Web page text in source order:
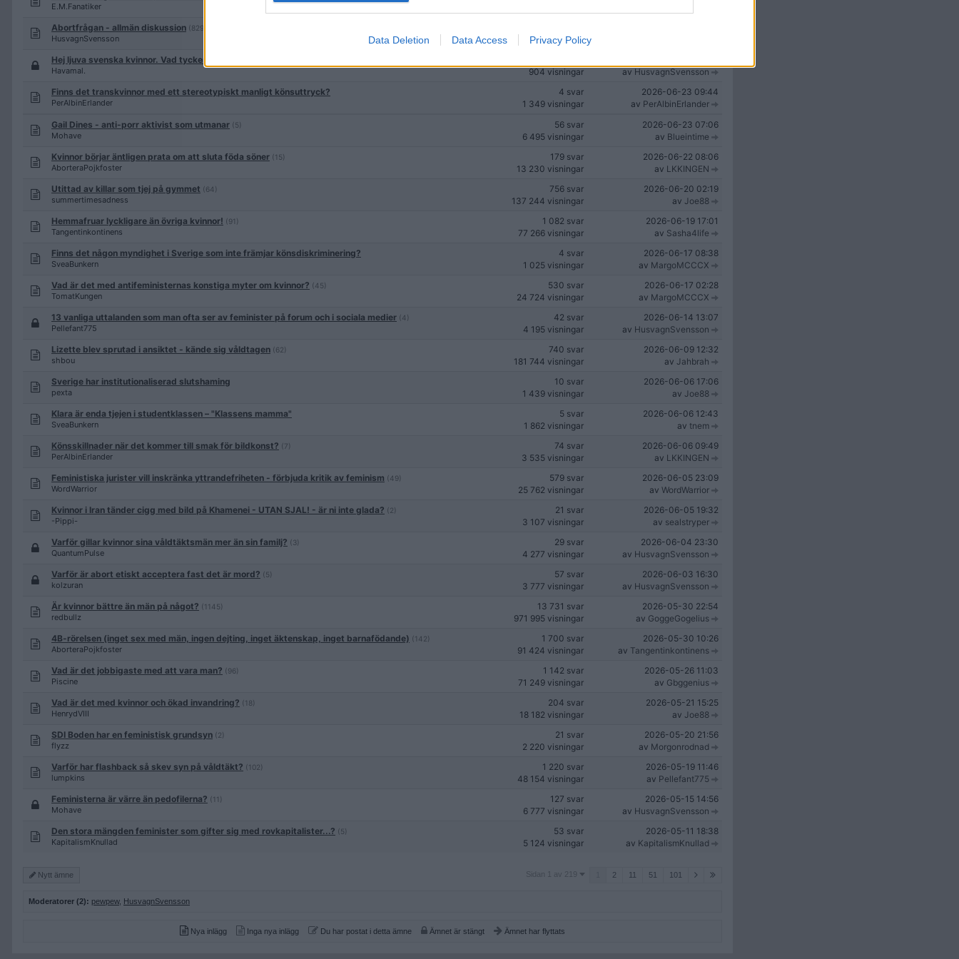
Data Deletion Data Access Privacy Policy
E.M.Fanatiker
Abortfrågan - allmän diskussion (829)
HusvagnSvensson
416 192 visningar
Hej ljuva svenska kvinnor. Vad tycker ni om den här texten?
Havamal.
904 visningar
av HusvagnSvensson
Finns det transkvinnor med ett stereotypiskt manligt könsuttryck?
PerAlbinErlander
4 svar
1 349 visningar
2026-06-23 09:44
av PerAlbinErlander
Gail Dines - anti-porr aktivist som utmanar (5)
Mohave
56 svar
6 495 visningar
2026-06-23 07:06
av Blueintime
Kvinnor börjar äntligen prata om att sluta föda söner (15)
AborteraPojkfoster
179 svar
13 230 visningar
2026-06-22 08:06
av LKKINGEN
Utittad av killar som tjej på gymmet (64)
summertimesadness
756 svar
137 244 visningar
2026-06-20 02:19
av Joe88
Hemmafruar lyckligare än övriga kvinnor! (91)
Tangentinkontinens
1 082 svar
77 266 visningar
2026-06-19 17:01
av Sasha4life
Finns det någon myndighet i Sverige som inte främjar könsdiskriminering?
SveaBunkern
4 svar
1 025 visningar
2026-06-17 08:38
av MargoMCCCX
Vad är det med antifeministernas konstiga myter om kvinnor? (45)
TomatKungen
530 svar
24 724 visningar
2026-06-17 02:28
av MargoMCCCX
13 vanliga uttalanden som man ofta ser av feminister på forum och i sociala medier (4)
Pellefant775
42 svar
4 195 visningar
2026-06-14 13:07
av HusvagnSvensson
Lizette blev sprutad i ansiktet - kände sig våldtagen (62)
shbou
740 svar
181 744 visningar
2026-06-09 12:32
av Jahbrah
Sverige har institutionaliserad slutshaming
pexta
10 svar
1 439 visningar
2026-06-06 17:06
av Joe88
Klara är enda tjejen i studentklassen – "Klassens mamma"
SveaBunkern
5 svar
1 862 visningar
2026-06-06 12:43
av tnem
Könsskillnader när det kommer till smak för bildkonst? (7)
PerAlbinErlander
74 svar
3 535 visningar
2026-06-06 09:49
av LKKINGEN
Feministiska jurister vill inskränka yttrandefriheten - förbjuda kritik av feminism (49)
WordWarrior
579 svar
25 762 visningar
2026-06-05 23:09
av WordWarrior
Kvinnor i Iran tänder cigg med bild på Khamenei - UTAN SJAL! - är ni inte glada? (2)
-Pippi-
21 svar
3 107 visningar
2026-06-05 19:32
av sealstryper
Varför gillar kvinnor sina våldtäktsmän mer än sin familj? (3)
QuantumPulse
29 svar
4 277 visningar
2026-06-04 23:30
av HusvagnSvensson
Varför är abort etiskt acceptera fast det är mord? (5)
kolzuran
57 svar
3 777 visningar
2026-06-03 16:30
av HusvagnSvensson
Är kvinnor bättre än män på något? (1145)
redbullz
13 731 svar
971 995 visningar
2026-05-30 22:54
av GoggeGogelius
4B-rörelsen (inget sex med män, ingen dejting, inget äktenskap, inget barnafödande) (142)
AborteraPojkfoster
1 700 svar
91 424 visningar
2026-05-30 10:26
av Tangentinkontinens
Vad är det jobbigaste med att vara man? (96)
Piscine
1 142 svar
71 249 visningar
2026-05-26 11:03
av Gbggenius
Vad är det med kvinnor och ökad invandring? (18)
HenrydVIII
204 svar
18 182 visningar
2026-05-21 15:25
av Joe88
SDI Boden har en feministisk grundsyn (2)
flyzz
21 svar
2 220 visningar
2026-05-20 21:56
av Morgonrodnad
Varför har flashback så skev syn på våldtäkt? (102)
lumpkins
1 220 svar
48 154 visningar
2026-05-19 11:46
av Pellefant775
Feministerna är värre än pedofilerna? (11)
Mohave
127 svar
6 777 visningar
2026-05-15 14:56
av HusvagnSvensson
Den stora mängden feminister som gifter sig med rovkapitalister...? (5)
KapitalismKnullad
53 svar
5 124 visningar
2026-05-11 18:38
av KapitalismKnullad
Nytt ämne
Sidan
Sidan 1 av 219 2 11 51 101
Moderatorer (2): pewpew, HusvagnSvensson
Nya inlägg Inga nya inlägg Du har postat i detta ämne Ämnet är stängt Ämnet har flyttats